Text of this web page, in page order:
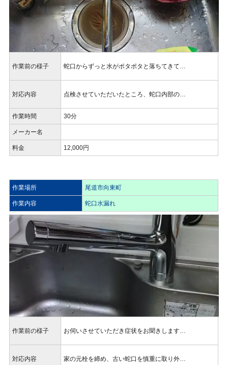
作業前の様子 蛇口からずっと水がポタポタと落ちてきて…
対応内容 点検させていただいたところ、蛇口内部の…
作業時間 30分
メーカー名
料金 12,000円
作業場所 尾道市向東町
作業内容 蛇口水漏れ
作業前の様子 お伺いさせていただき症状をお聞きします…
対応内容 家の元栓を締め、古い蛇口を慎重に取り外…